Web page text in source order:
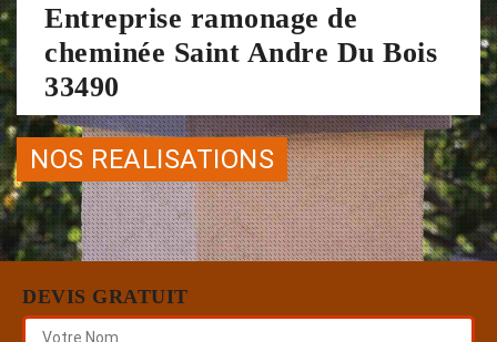
Entreprise ramonage de
cheminée Saint Andre Du Bois
33490
NOS REALISATIONS
DEVIS GRATUIT